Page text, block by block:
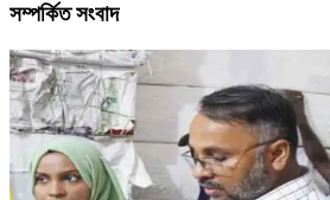
সম্পর্কিত সংবাদ